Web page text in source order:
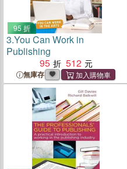
95 折
3.You Can Work in
Publishing
95
512
無庫存